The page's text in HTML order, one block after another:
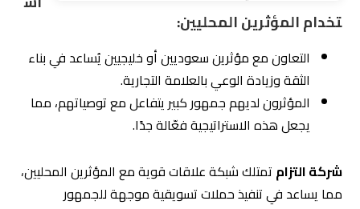
فهم عميق للسوق السعودي:
طبيعة العملاء السعوديين وتفضيلاتهم.
تجربة في القطاعات المختلفة:سواء كنت تعمل في
العقارات فنحن متخصصين فيالتسويق العقاري
التجارة الإلكترونية، أو التعليم، تمتلك شركة التزام الخبرة
لتصميم حملات تناسب مجالك.
الأكثر شعبية مع التركيز على الثقافة المحلية.